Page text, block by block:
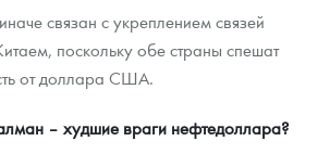
связан с укреплением связей
поскольку обе страны спешат
от доллара США.
– худшие враги нефтедоллара?